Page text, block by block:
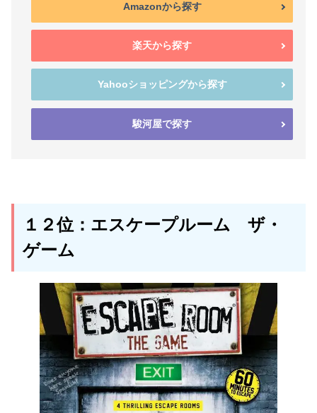
Amazonから探す
楽天から探す
Yahooショッピングから探す
駿河屋で探す
１２位：エスケープルーム ザ・
ゲーム